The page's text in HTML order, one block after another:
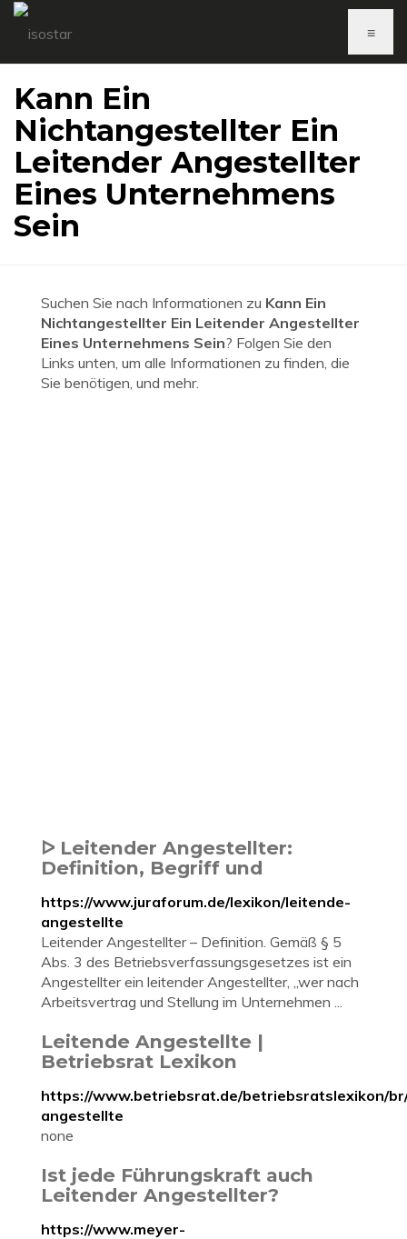
≡
Kann Ein
Nichtangestellter Ein
Leitender Angestellter
Eines Unternehmens
Sein
Suchen Sie nach Informationen zu Kann Ein
Nichtangestellter Ein Leitender Angestellter
Eines Unternehmens Sein? Folgen Sie den
Links unten, um alle Informationen zu finden, die
Sie benötigen, und mehr.
ᐅ Leitender Angestellter:
Definition, Begriff und
https://www.juraforum.de/lexikon/leitende-
angestellte
Leitender Angestellter – Definition. Gemäß § 5
Abs. 3 des Betriebsverfassungsgesetzes ist ein
Angestellter ein leitender Angestellter, „wer nach
Arbeitsvertrag und Stellung im Unternehmen ...
Leitende Angestellte |
Betriebsrat Lexikon
https://www.betriebsrat.de/betriebsratslexikon/
angestellte
none
Ist jede Führungskraft auch
Leitender Angestellter?
https://www.meyer-